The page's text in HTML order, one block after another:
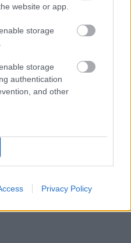
website or app.
storage
storage
authentication
and other
Privacy Policy